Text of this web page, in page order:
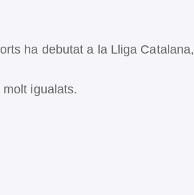
ha debutat a la Lliga Catalana,
igualats.